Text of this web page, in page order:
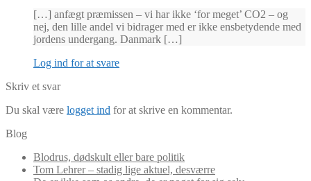
[…] anfægt præmissen – vi har ikke ‘for meget’ CO2 – og
nej, den lille andel vi bidrager med er ikke ensbetydende med
jordens undergang. Danmark […]
Log ind for at svare
Skriv et svar
Du skal være logget ind for at skrive en kommentar.
Blog
Blodrus, dødskult eller bare politik
Tom Lehrer – stadig lige aktuel, desværre